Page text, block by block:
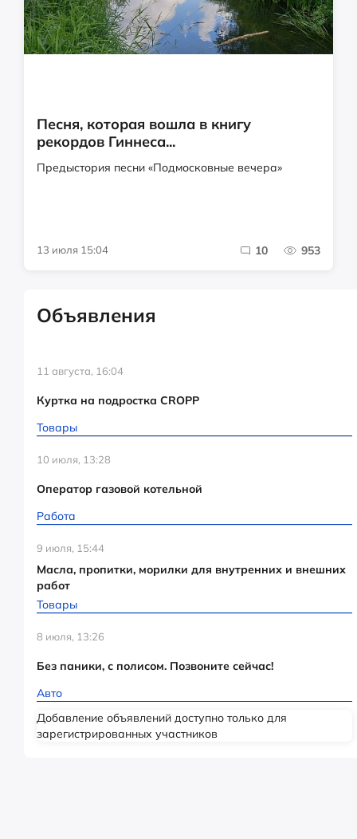
Песня, которая вошла в книгу
рекордов Гиннеса...
Предыстория песни «Подмосковные вечера»
13 июля 15:04 10 953
Объявления
11 августа, 16:04
Куртка на подростка CROPP
Товары
10 июля, 13:28
Оператор газовой котельной
Работа
9 июля, 15:44
Масла, пропитки, морилки для внутренних и внешних
работ
Товары
8 июля, 13:26
Без паники, с полисом. Позвоните сейчас!
Авто
Добавление объявлений доступно только для
зарегистрированных участников